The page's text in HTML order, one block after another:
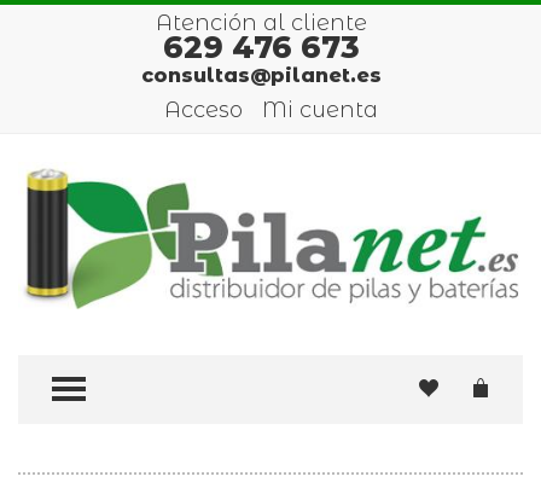
Atención al cliente
629 476 673
consultas@pilanet.es
Acceso Mi cuenta
TOGGLE MENU